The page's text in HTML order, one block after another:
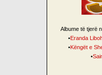
Albume të tjerë
•Eranda
•Këngët e
•